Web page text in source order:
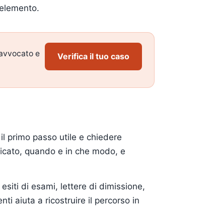
e
Verifica il tuo caso
primo passo utile e chiedere
quando e in che modo, e
di esami, lettere di dimissione,
aiuta a ricostruire il percorso in